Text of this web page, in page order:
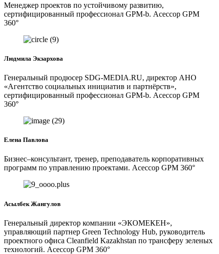
Менеджер проектов по устойчивому развитию,
сертифицированный профессионал GPM-b. Асессор GPM
360°
Людмила Экзархова
Генеральный продюсер SDG-MEDIA.RU, директор АНО
«Агентство социальных инициатив и партнёрств»,
сертифицированный профессионал GPM-b. Асессор GPM
360°
Елена Павлова
Бизнес–консультант, тренер, преподаватель корпоративных
программ по управлению проектами. Асессор GPM 360°
Асылбек Жангулов
Генеральный директор компании «ЭКОМЕКЕН»,
управляющий партнер Green Technology Hub, руководитель
проектного офиса Cleanfield Kazakhstan по трансферу зеленых
технологий. Асессор GPM 360°